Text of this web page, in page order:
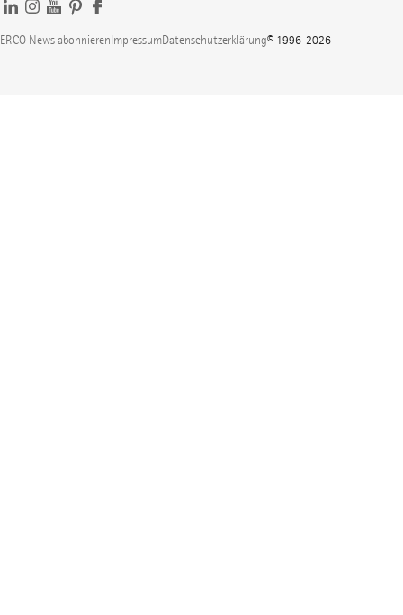
ERCO News abonnierenImpressumDatenschutzerklärung© 1996-2026